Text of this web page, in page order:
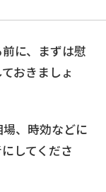
に、まずは慰
おきましょ
、時効などに
してくださ